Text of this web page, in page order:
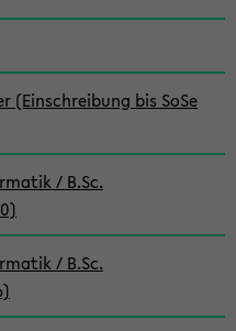
(Einschreibung bis SoSe
/ B.Sc.
/ B.Sc.